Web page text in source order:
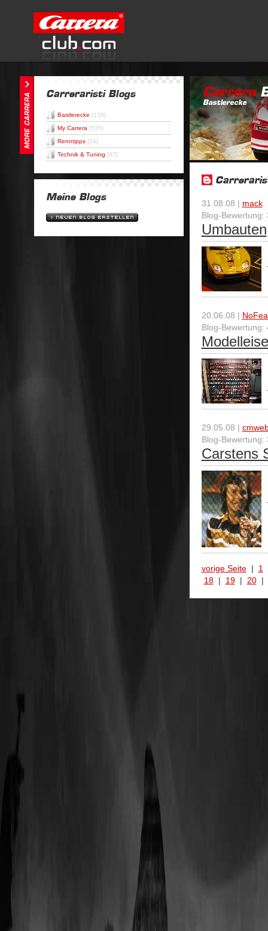
Bastlerecke [139]
My Carrera [535]
Renntipps [24]
Technik & Tuning [67]
31.08.08 | mack
Blog-Bewertung:
Umbauten
20.06.08 |
Blog-Bewertung:
29.05.08 |
Blog-Bewertung:
Carstens
vorige Seite| 1
18| 19| 20|